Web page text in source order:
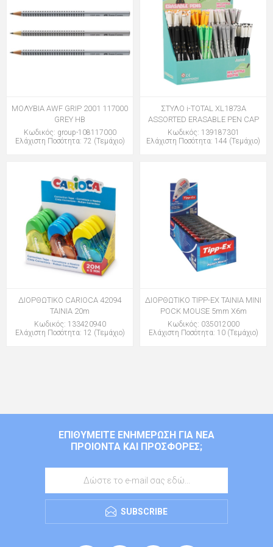
ΜΟΛΥΒΙΑ AWF GRIP 2001 117000
GREY HB
Κωδικός: group-108117000
Ελάχιστη Ποσότητα: 72 (Τεμάχιο)
ΣΤΥΛΟ i-TOTAL XL1873A
ASSORTED ERASABLE PEN CAP
Κωδικός: 139187301
Ελάχιστη Ποσότητα: 144 (Τεμάχιο)
ΔΙΟΡΘΩΤΙΚΟ CARIOCA 42094
ΤΑΙΝΙΑ 20m
Κωδικός: 133420940
Ελάχιστη Ποσότητα: 12 (Τεμάχιο)
ΔΙΟΡΘΩΤΙΚΟ TIPP-EX ΤΑΙΝΙΑ MINI
POCK MOUSE 5mm X6m
Κωδικός: 035012000
Ελάχιστη Ποσότητα: 10 (Τεμάχιο)
ΕΠΙΘΥΜΕΊΤΕ ΕΝΗΜΈΡΩΣΗ ΓΙΑ ΝΈΑ
ΠΡΟΙΌΝΤΑ ΚΑΙ ΠΡΟΣΦΟΡΈΣ;
SUBSCRIBE